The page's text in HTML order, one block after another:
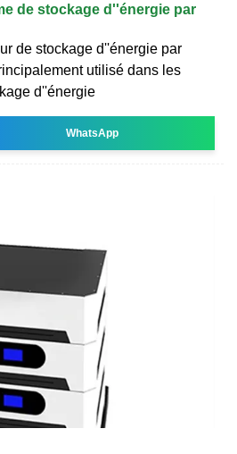
de stockage d''énergie par
de stockage d''énergie par
utilisé dans les
d''énergie
WhatsApp